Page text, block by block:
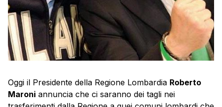
Oggi il Presidente della Regione Lombardia Roberto
Maroni annuncia che ci saranno dei tagli nei